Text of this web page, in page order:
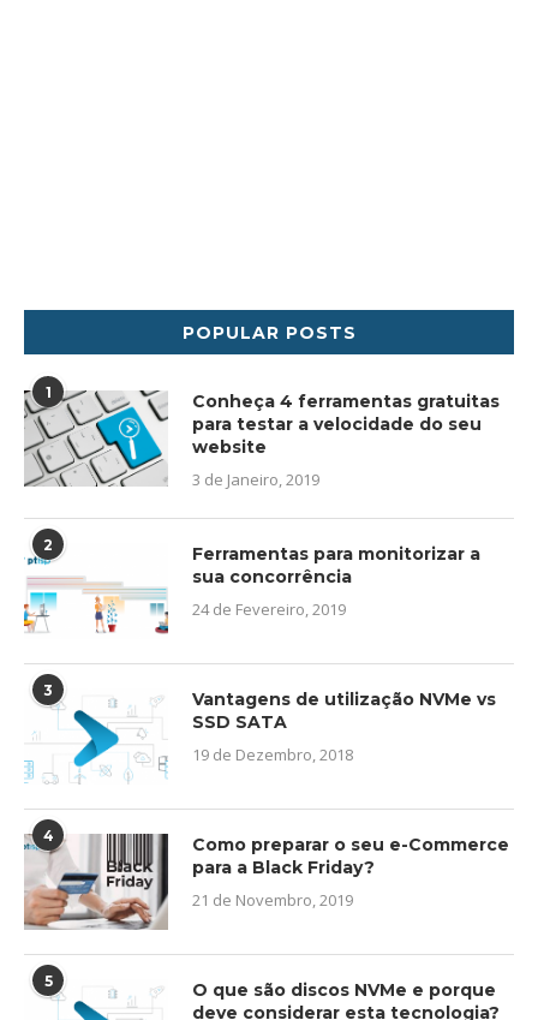
POPULAR POSTS
1
Conheça 4 ferramentas gratuitas
para testar a velocidade do seu
website
3 de Janeiro, 2019
2
Ferramentas para monitorizar a
sua concorrência
24 de Fevereiro, 2019
3
Vantagens de utilização NVMe vs
SSD SATA
19 de Dezembro, 2018
4
Como preparar o seu e-Commerce
para a Black Friday?
21 de Novembro, 2019
5
O que são discos NVMe e porque
deve considerar esta tecnologia?